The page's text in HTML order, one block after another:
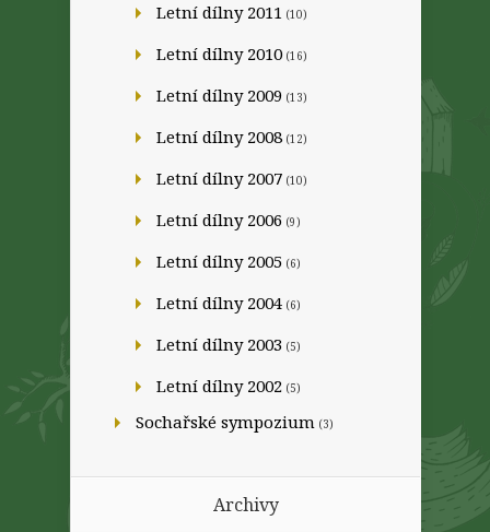
Letní dílny 2011 (10)
Letní dílny 2010 (16)
Letní dílny 2009 (13)
Letní dílny 2008 (12)
Letní dílny 2007 (10)
Letní dílny 2006 (9)
Letní dílny 2005 (6)
Letní dílny 2004 (6)
Letní dílny 2003 (5)
Letní dílny 2002 (5)
Sochařské sympozium (3)
Archivy